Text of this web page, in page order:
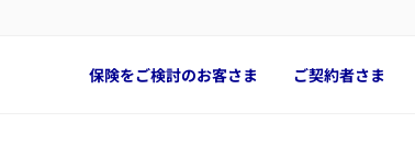
保険をご検討のお客さま ご契約者さま